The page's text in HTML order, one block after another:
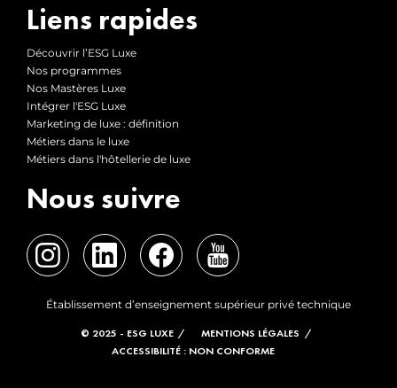
Liens rapides
Découvrir l’ESG Luxe
Nos programmes
Nos Mastères Luxe
Intégrer l'ESG Luxe
Marketing de luxe : définition
Métiers dans le luxe
Métiers dans l'hôtellerie de luxe
Nous suivre
Établissement d’enseignement supérieur privé technique
© 2025 - ESG LUXE
MENTIONS LÉGALES
ACCESSIBILITÉ : NON CONFORME